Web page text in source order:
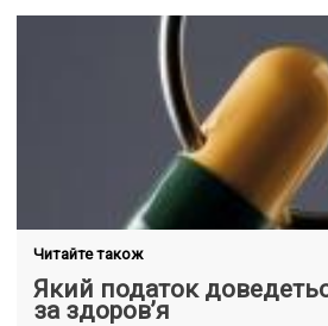
Читайте також
Який податок
за здоров’я